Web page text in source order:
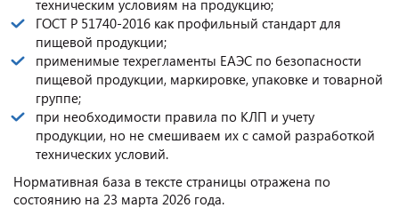
техническим условиям на продукцию;
ГОСТ Р 51740-2016 как профильный стандарт для
пищевой продукции;
применимые техрегламенты ЕАЭС по безопасности
пищевой продукции, маркировке, упаковке и товарной
группе;
при необходимости правила по КЛП и учету
продукции, но не смешиваем их с самой разработкой
технических условий.
Нормативная база в тексте страницы отражена по
состоянию на 23 марта 2026 года.